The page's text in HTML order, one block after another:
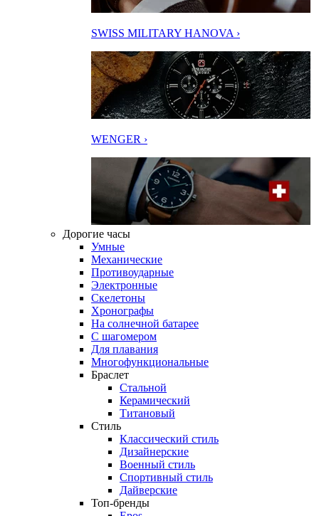
SWISS MILITARY HANOVA ›
WENGER ›
Дорогие часы
Умные
Механические
Противоударные
Электронные
Скелетоны
Хронографы
На солнечной батарее
С шагомером
Для плавания
Многофункциональные
Браслет
Стальной
Керамический
Титановый
Стиль
Классический стиль
Дизайнерские
Военный стиль
Спортивный стиль
Дайверские
Топ-бренды